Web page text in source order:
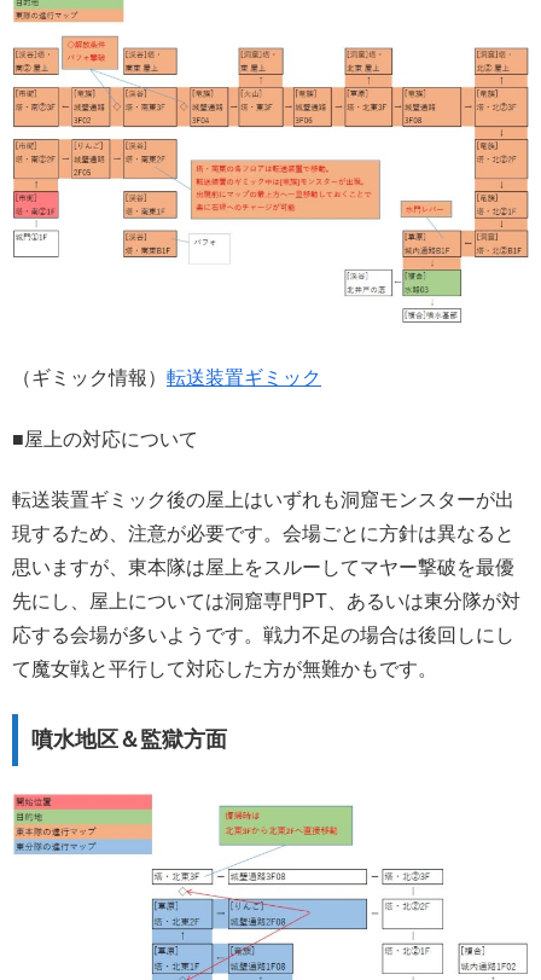
（ギミック情報） 転送装置ギミック
■屋上の対応について
転送装置ギミック後の屋上はいずれも洞窟モンスターが出
現するため、注意が必要です。会場ごとに方針は異なると
思いますが、東本隊は屋上をスルーしてマヤー撃破を最優
先にし、屋上については洞窟専門PT、あるいは東分隊が対
応する会場が多いようです。戦力不足の場合は後回しにし
て魔女戦と平行して対応した方が無難かもです。
噴水地区＆監獄方面